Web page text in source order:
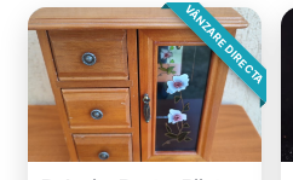
VÂNZARE DIRECTA